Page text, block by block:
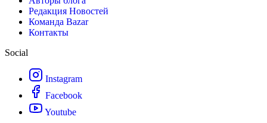
Редакция Новостей
Команда Bazar
Контакты
Social
Instagram
Facebook
Youtube